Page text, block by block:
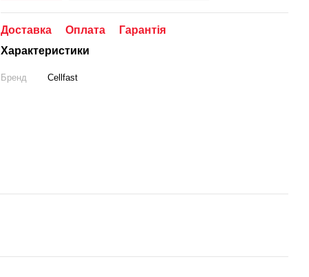
Доставка Оплата
Гарантія
Характеристики
Бренд Cellfast